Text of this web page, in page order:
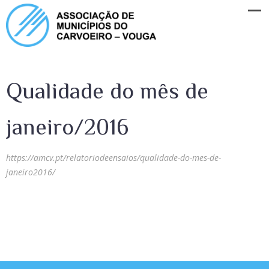
Qualidade do mês de
janeiro/2016
https://amcv.pt/relatoriodeensaios/qualidade-do-mes-de-
janeiro2016/